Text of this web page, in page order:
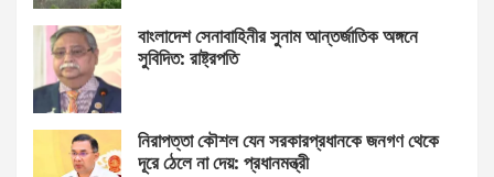
বাংলাদেশ সেনাবাহিনীর সুনাম আন্তর্জাতিক অঙ্গনে
সুবিদিত: রাষ্ট্রপতি
নিরাপত্তা কৌশল যেন সরকারপ্রধানকে জনগণ থেকে
দূরে ঠেলে না দেয়: প্রধানমন্ত্রী